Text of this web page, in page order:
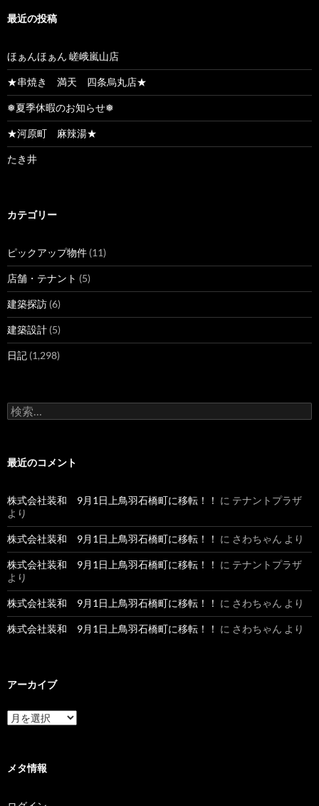
最近の投稿
ほぁんほぁん 嵯峨嵐山店
★串焼き 満天 四条烏丸店★
❅夏季休暇のお知らせ❅
★河原町 麻辣湯★
たき井
カテゴリー
ピックアップ物件 (11)
店舗・テナント (5)
建築探訪 (6)
建築設計 (5)
日記 (1,298)
検
索
最近のコメント
株式会社装和 9月1日上鳥羽石橋町に移転！！ に テナントプラザ
より
株式会社装和 9月1日上鳥羽石橋町に移転！！ に さわちゃん より
株式会社装和 9月1日上鳥羽石橋町に移転！！ に テナントプラザ
より
株式会社装和 9月1日上鳥羽石橋町に移転！！ に さわちゃん より
株式会社装和 9月1日上鳥羽石橋町に移転！！ に さわちゃん より
アーカイブ
ア
ー
ブ
メタ情報